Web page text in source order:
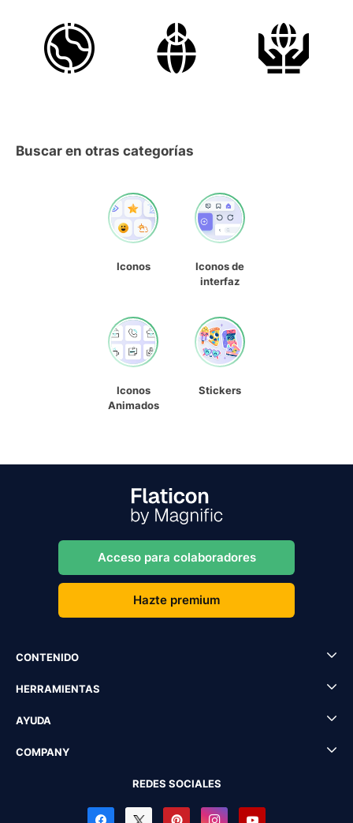
Buscar en otras categorías
Iconos
Iconos de
interfaz
Iconos
Animados
Stickers
Acceso para colaboradores
Hazte premium
CONTENIDO
HERRAMIENTAS
AYUDA
COMPANY
REDES SOCIALES